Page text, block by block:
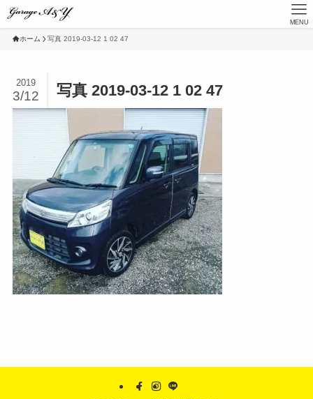
MENU
ホーム 写真 2019-03-12 1 02 47
写真 2019-03-12 1 02 47
2019
3/12